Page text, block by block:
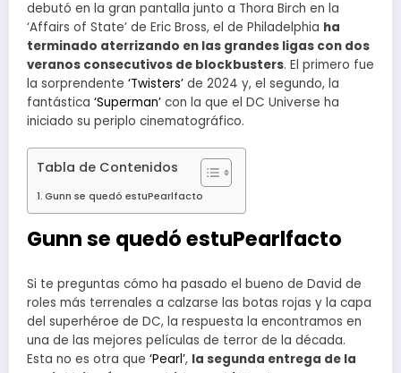
debutó en la gran pantalla junto a Thora Birch en la
‘Affairs of State’ de Eric Bross, el de Philadelphia ha
terminado aterrizando en las grandes ligas con dos
veranos consecutivos de blockbusters. El primero fue
la sorprendente ‘Twisters’ de 2024 y, el segundo, la
fantástica ‘Superman’ con la que el DC Universe ha
iniciado su periplo cinematográfico.
Tabla de Contenidos
Gunn se quedó estuPearlfacto
Gunn se quedó estuPearlfacto
Si te preguntas cómo ha pasado el bueno de David de
roles más terrenales a calzarse las botas rojas y la capa
del superhéroe de DC, la respuesta la encontramos en
una de las mejores películas de terror de la década.
Esta no es otra que ‘Pearl’, la segunda entrega de la